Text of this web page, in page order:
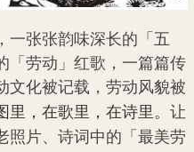
一张张韵味深长的「五
「劳动」红歌 ， 一篇篇传
文化被记载，劳动风貌被
，在歌里，在诗里。 让
照片、诗词中的「最美劳